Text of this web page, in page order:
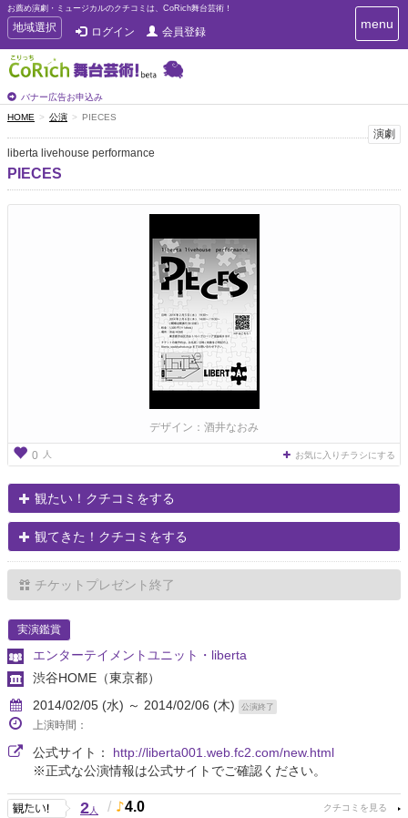
お薦め演劇・ミュージカルのクチコミは、CoRich舞台芸術！
T
o
g
g
e
n
a
v
i
地域選択 ログイン 会員登録
バナー広告お申込み
T
o
i
g
menu
HOME 公演 PIECES
演劇
liberta livehouse performance
PIECES
デザイン：酒井なおみ
0 人 お気に入りチラシにする
観たい！クチコミをする
観てきた！クチコミをする
チケットプレゼント終了
実演鑑賞
エンターテイメントユニット・liberta
渋谷HOME （東京都）
2014/02/05 (水) ～ 2014/02/06 (木)
公演終了
上演時間：
公式サイト： http://liberta001.web.fc2.com/new.html
※正式な公演情報は公式サイトでご確認ください。
2人 / 4.0